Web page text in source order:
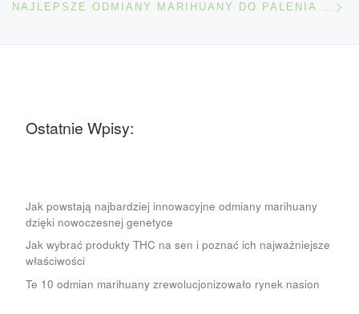
NAJLEPSZE ODMIANY MARIHUANY DO PALENIA W NOCY
Ostatnie Wpisy:
Jak powstają najbardziej innowacyjne odmiany marihuany
dzięki nowoczesnej genetyce
Jak wybrać produkty THC na sen i poznać ich najważniejsze
właściwości
Te 10 odmian marihuany zrewolucjonizowało rynek nasion